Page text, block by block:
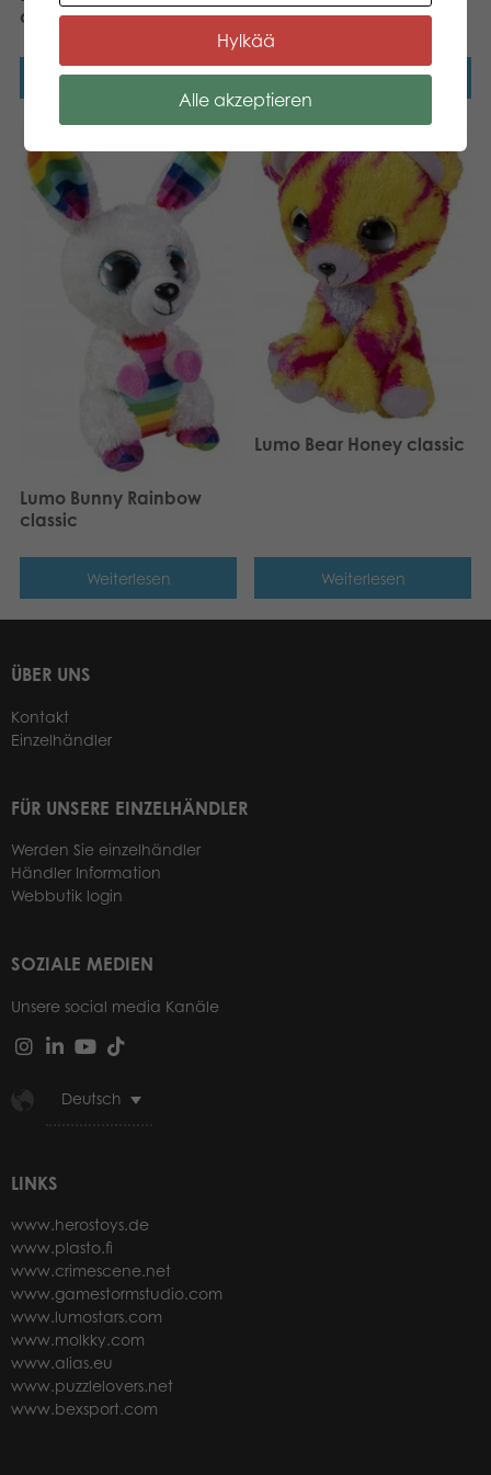
classic
Weiterlesen
Lumo Owl Stella classic
Weiterlesen
Lumo Bunny Rainbow
classic
Weiterlesen
Lumo Bear Honey classic
Weiterlesen
ÜBER UNS
Kontakt
Einzelhändler
FÜR UNSERE EINZELHÄNDLER
Werden Sie einzelhändler
Händler Information
Webbutik login
SOZIALE MEDIEN
Unsere social media Kanäle
Deutsch
LINKS
www.herostoys.de
www.plasto.fi
www.crimescene.net
www.gamestormstudio.com
www.lumostars.com
www.molkky.com
www.alias.eu
www.puzzlelovers.net
www.bexsport.com
Hylkää
Alle akzeptieren